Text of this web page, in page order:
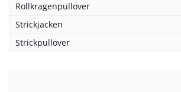
Rollkragenpullover
Strickjacken
Strickpullover